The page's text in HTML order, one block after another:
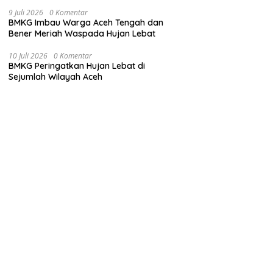
9 Juli 2026 0 Komentar
BMKG Imbau Warga Aceh Tengah dan
Bener Meriah Waspada Hujan Lebat
10 Juli 2026 0 Komentar
BMKG Peringatkan Hujan Lebat di
Sejumlah Wilayah Aceh